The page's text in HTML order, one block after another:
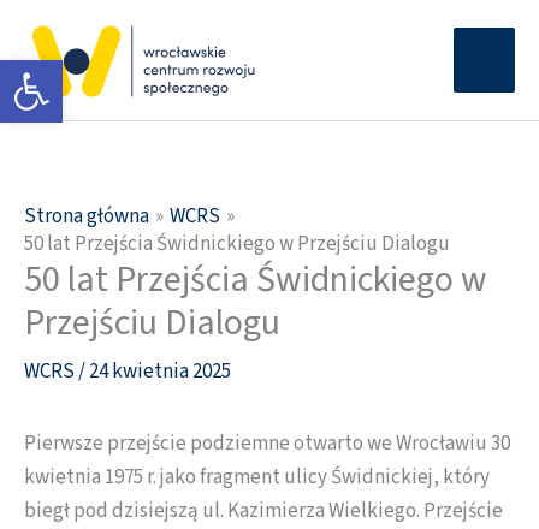
Otwórz pasek narzędzi
treści
Strona główna
WCRS
50 lat Przejścia Świdnickiego w Przejściu Dialogu
50 lat Przejścia Świdnickiego w
Przejściu Dialogu
WCRS/24 kwietnia 2025
Pierwsze przejście podziemne otwarto we Wrocławiu 30
kwietnia 1975 r. jako fragment ulicy Świdnickiej, który
biegł pod dzisiejszą ul. Kazimierza Wielkiego. Przejście